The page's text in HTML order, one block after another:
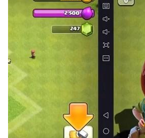
ล้นด้วยความรักและความเมตตา ตลอด
ใหญ่ที่มีพลังเหนือขีดจำกัดใด ๆ ทั้งปวง
ประหลาดใจเมื่อเหล่าทวยเทพมาในรูป
โอดินกลายร่างเป็นจิ้งจอกนักบิดผู้ดื้อรั้น
จะเป็นจ้าวแห่งยมโลก อะนูบิสกลับกลาย
และมีมารยาทดีงามไร้ที่ติ! และอย่ามอ
ปุกปุยที่น่ารักจนยากจะต้านทานอย่างส
เติม!
> เชื่อมสัมพันธ์กับผู้เล่นที่มีใจเดียวกัน